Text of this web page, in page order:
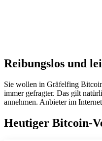
Reibungslos und
Sie wollen in Gräfelfing
immer gefragter. Das gilt
annehmen. Anbieter im
Heutiger Bitcoin-